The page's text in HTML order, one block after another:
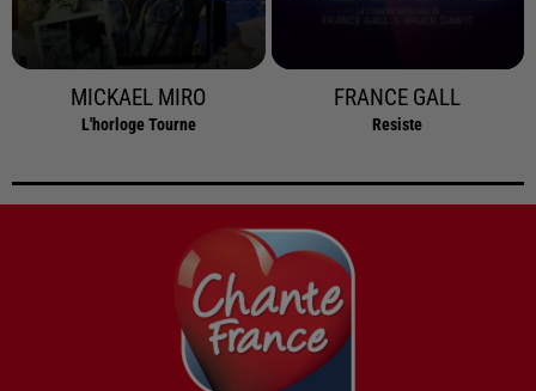
MICKAEL MIRO
L'horloge Tourne
FRANCE GALL
Resiste